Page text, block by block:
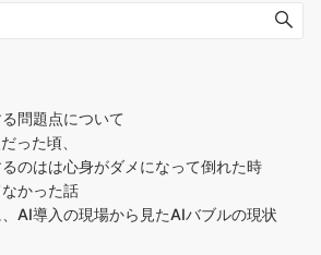
問題点について
った頃、
のはは心身がダメになって倒れた時
かった話
AI導入の現場から見たAIバブルの現状